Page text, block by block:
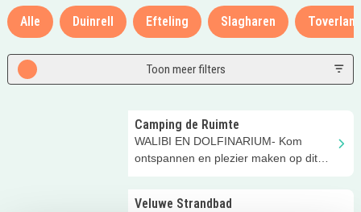
Alle Duinrell Efteling Slagharen Toverland
Toon meer filters
Camping de Ruimte
WALIBI EN DOLFINARIUM- Kom
ontspannen en plezier maken op dit
Veluwe Strandbad